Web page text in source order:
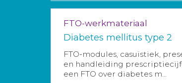
FTO-werkmateriaal
Diabetes mellitus type 2
FTO-modules, casuïstiek,
en handleiding
een FTO over diabetes m...